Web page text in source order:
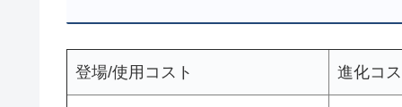
登場/使用コスト 進化コ